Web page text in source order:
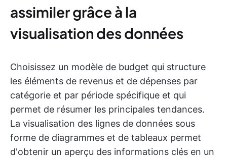
assimiler grâce à la
visualisation des données
Choisissez un modèle de budget qui structure
les éléments de revenus et de dépenses par
catégorie et par période spécifique et qui
permet de résumer les principales tendances.
La visualisation des lignes de données sous
forme de diagrammes et de tableaux permet
d'obtenir un aperçu des informations clés en un